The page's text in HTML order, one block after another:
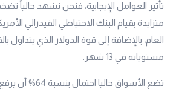
تأثير العوامل الإيجابية، فنحن نشهد حالياً
متزايدة بقيام البنك الاحتياطي الفيدرالي
العام، بالإضافة إلى قوة الدولار الذي يتداول
مستوياته في 13 شهر.
تضع الأسواق حاليا